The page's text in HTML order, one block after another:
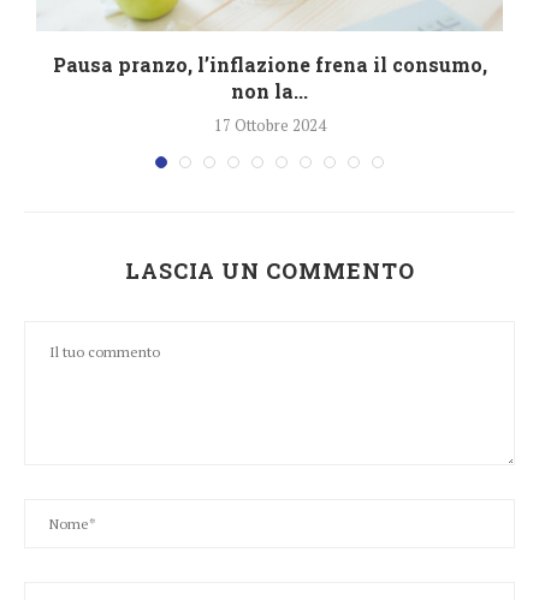
Pausa pranzo, l’inflazione frena il consumo,
non la...
17 Ottobre 2024
LASCIA UN COMMENTO